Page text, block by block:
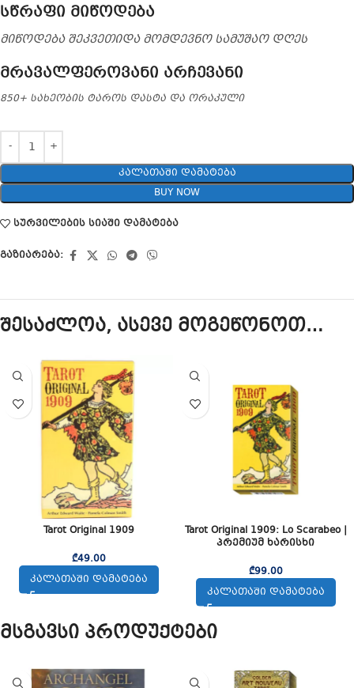
სწრაფი მიწოდება
მიწოდება შეკვეთიდა მომდევნო სამუშაო დღეს
მრავალფეროვანი არჩევანი
850+ სახეობის ტაროს დასტა და ორაკული
ᲙᲐᲚᲐᲗᲐᲨᲘ ᲓᲐᲛᲐᲢᲔᲑᲐ
BUY NOW
სურვილების სიაში დამატება
გაზიარება:
შესაძლოა, ასევე მოგეწონოთ…
Tarot Original 1909
₾49.00
ᲙᲐᲚᲐᲗᲐᲨᲘ ᲓᲐᲛᲐᲢᲔᲑᲐ
Tarot Original 1909: Lo Scarabeo |
პრემიუმ ხარისხი
₾99.00
ᲙᲐᲚᲐᲗᲐᲨᲘ ᲓᲐᲛᲐᲢᲔᲑᲐ
მსგავსი პროდუქტები